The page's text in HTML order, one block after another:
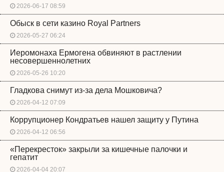
2026-06-17 08:59
Обыск в сети казино Royal Partners
2026-05-27 06:24
Иеромонаха Ермогена обвиняют в растлении
несовершеннолетних
2026-05-26 10:20
Гладкова снимут из-за дела Мошковича?
2026-04-12 07:09
Коррупционер Кондратьев нашел защиту у Путина
2026-04-12 06:56
«Перекресток» закрыли за кишечные палочки и
гепатит
2026-04-04 20:07